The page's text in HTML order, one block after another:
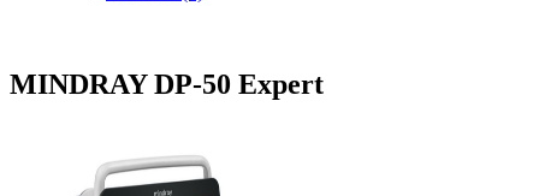
MINDRAY DP-50 Expert